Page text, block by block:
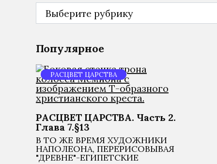
Рубрики
Популярное
РАСЦВЕТ ЦАРСТВА
РАСЦВЕТ ЦАРСТВА. Часть 2.
Глава 7.§13
В ТО ЖЕ ВРЕМЯ ХУДОЖНИКИ
НАПОЛЕОНА, ПЕРЕРИСОВЫВАЯ
"ДРЕВНЕ"-ЕГИПЕТСКИЕ